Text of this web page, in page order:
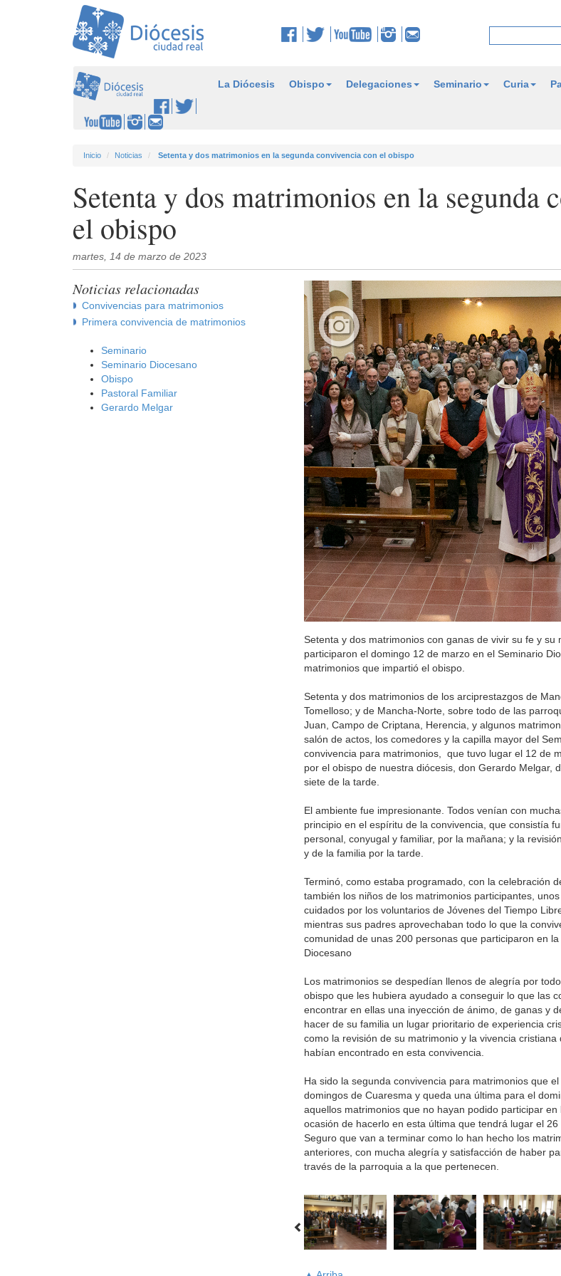
La Diócesis Obispo Delegaciones Seminario Curia
Inicio Noticias Setenta y dos matrimonios en la segunda convivencia con el obispo
Setenta y dos matrimonios en la segunda
el obispo
martes, 14 de marzo de 2023
Noticias relacionadas
Convivencias para matrimonios
Primera convivencia de matrimonios
Seminario
Seminario Diocesano
Obispo
Pastoral Familiar
Gerardo Melgar
Setenta y dos matrimonios con ganas de vivir su fe y su
participaron el domingo 12 de marzo en el Seminario
matrimonios que impartió el obispo.
Setenta y dos matrimonios de los arciprestazgos de
Tomelloso; y de Mancha-Norte, sobre todo de las
Juan, Campo de Criptana, Herencia, y algunos
salón de actos, los comedores y la capilla mayor del
convivencia para matrimonios, que tuvo lugar el 12 de
por el obispo de nuestra diócesis, don Gerardo Melgar,
siete de la tarde.
El ambiente fue impresionante. Todos venían con
principio en el espíritu de la convivencia, que consistía
personal, conyugal y familiar, por la mañana; y la
y de la familia por la tarde.
Terminó, como estaba programado, con la celebración
también los niños de los matrimonios participantes,
cuidados por los voluntarios de Jóvenes del Tiempo
mientras sus padres aprovechaban todo lo que la
comunidad de unas 200 personas que participaron en
Diocesano
Los matrimonios se despedían llenos de alegría por
obispo que les hubiera ayudado a conseguir lo que las
encontrar en ellas una inyección de ánimo, de ganas y
hacer de su familia un lugar prioritario de experiencia
como la revisión de su matrimonio y la vivencia
habían encontrado en esta convivencia.
Ha sido la segunda convivencia para matrimonios que
domingos de Cuaresma y queda una última para el
aquellos matrimonios que no hayan podido participar
ocasión de hacerlo en esta última que tendrá lugar el
Seguro que van a terminar como lo han hecho los
anteriores, con mucha alegría y satisfacción de haber
través de la parroquia a la que pertenecen.